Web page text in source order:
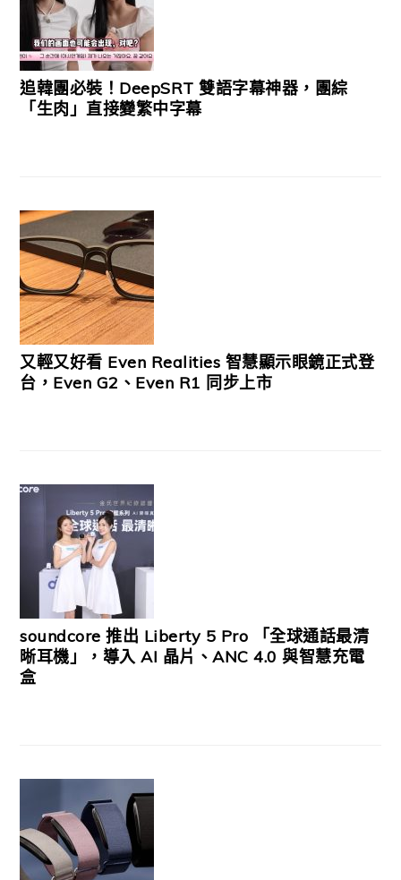
追韓團必裝！DeepSRT 雙語字幕神器，團綜
「生肉」直接變繁中字幕
又輕又好看 Even Realities 智慧顯示眼鏡正式登
台，Even G2、Even R1 同步上市
soundcore 推出 Liberty 5 Pro 「全球通話最清
晰耳機」，導入 AI 晶片、ANC 4.0 與智慧充電
盒